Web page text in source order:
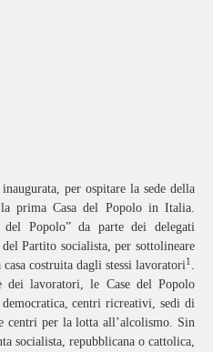
per ospitare la sede della
prima Casa del Popolo in Italia.
del Popolo” da parte dei delegati
Partito socialista, per sottolineare
costruita dagli stessi lavoratori1
dei lavoratori, le Case del Popolo
centri ricreativi, sedi di
centri per la lotta all’alcolismo. Sin
socialista, repubblicana o cattolica,